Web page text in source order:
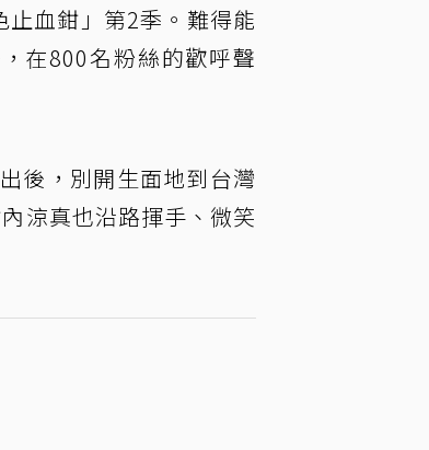
血鉗」第2季。難得能
在800名粉絲的歡呼聲
後，別開生面地到台灣
涼真也沿路揮手、微笑